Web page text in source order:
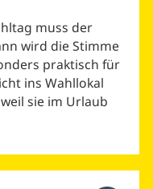
muss der
wird die Stimme
praktisch für
ins Wahllokal
sie im Urlaub